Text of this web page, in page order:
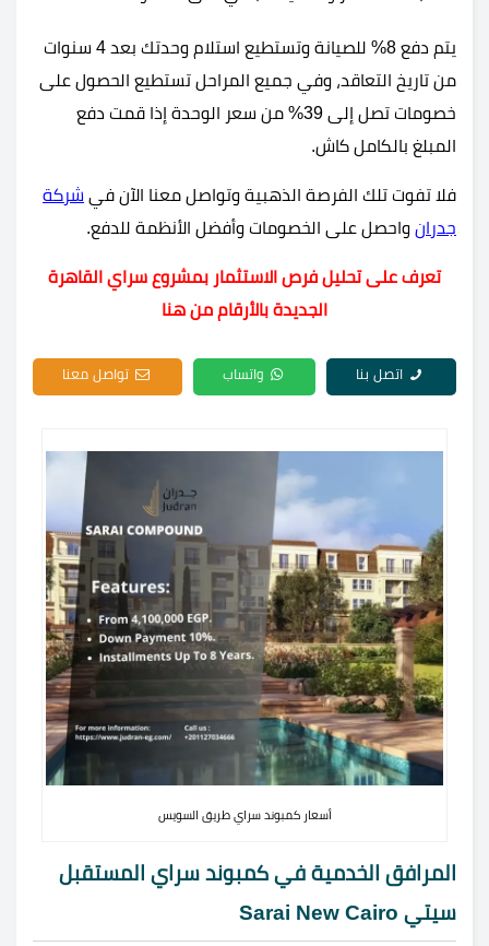
يتم دفع 8% للصيانة وتستطيع استلام وحدتك بعد 4 سنوات
من تاريخ التعاقد، وفي جميع المراحل تستطيع الحصول على
خصومات تصل إلى 39% من سعر الوحدة إذا قمت دفع
المبلغ بالكامل كاش.
فلا تفوت تلك الفرصة الذهبية وتواصل معنا الآن في شركة
جدران واحصل على الخصومات وأفضل الأنظمة للدفع.
تعرف على تحليل فرص الاستثمار بمشروع سراي القاهرة
الجديدة بالأرقام من هنا
اتصل بنا واتساب تواصل معنا
أسعار كمبوند سراي طريق السويس
المرافق الخدمية في كمبوند سراي المستقبل
سيتي Sarai New Cairo